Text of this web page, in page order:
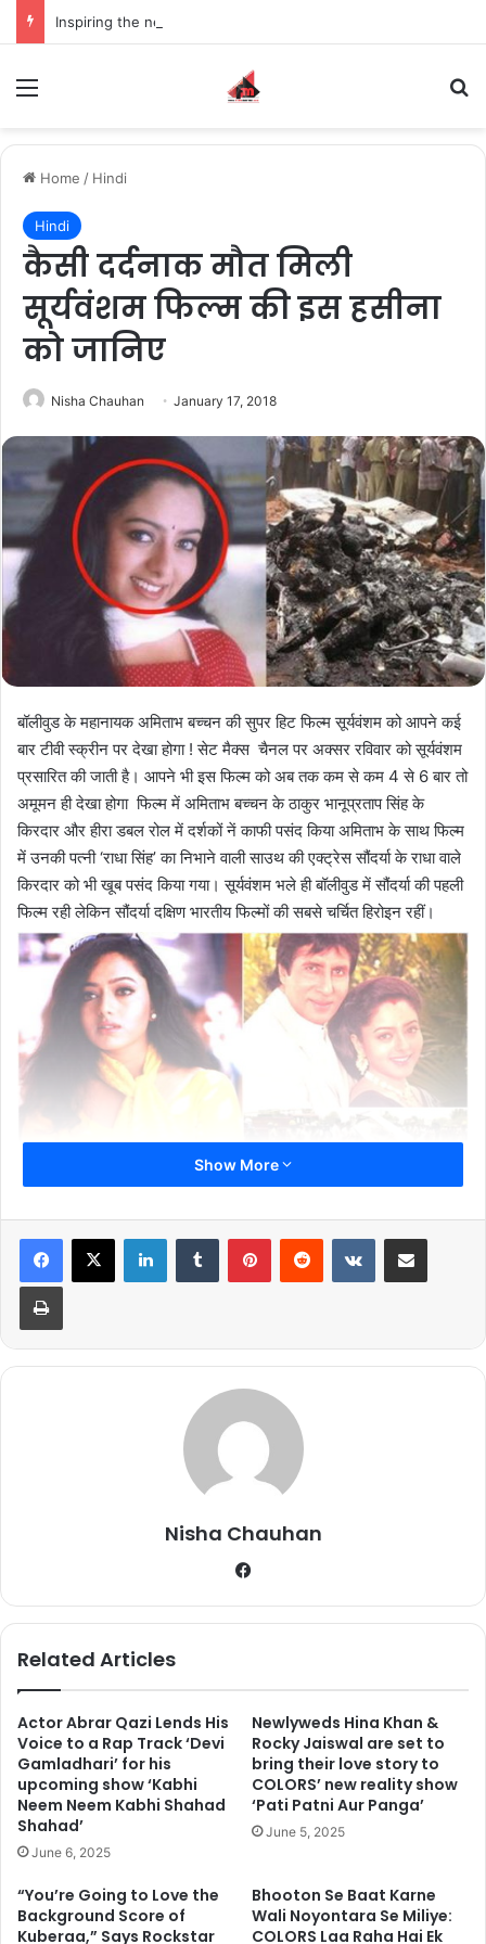
Home / Hindi
Hindi
कैसी दर्दनाक मौत मिली
सूर्यवंशम फिल्म की इस हसीना
को जानिए
Nisha Chauhan January 17, 2018
बॉलीवुड के महानायक अमिताभ बच्चन की सुपर हिट फिल्म सूर्यवंशम को आपने कई
बार टीवी स्क्रीन पर देखा होगा ! सेट मैक्स चैनल पर अक्सर रविवार को सूर्यवंशम
प्रसारित की जाती है। आपने भी इस फिल्म को अब तक कम से कम 4 से 6 बार तो
अमूमन ही देखा होगा फिल्म में अमिताभ बच्चन के ठाकुर भानूप्रताप सिंह के
किरदार और हीरा डबल रोल में दर्शकों नें काफी पसंद किया अमिताभ के साथ फिल्म
में उनकी पत्नी ‘राधा सिंह’ का निभाने वाली साउथ की एक्ट्रेस सौंदर्या के राधा वाले
किरदार को भी खूब पसंद किया गया। सूर्यवंशम भले ही बॉलीवुड में सौंदर्या की पहली
फिल्म रही लेकिन सौंदर्या दक्षिण भारतीय फिल्मों की सबसे चर्चित हिरोइन रहीं।
अमिताभ और सौंदर्या की फिल्म सूर्यवंशम'(1999) रिलीज हुई फिल्म की कहानी बेहद
खूबसूरत थी लेकिन इसके बाद भी फिल्म बॉक्स पर फ्लॉप हो गई थी, लेकिन फ्लॉप
भी लोग देखना पसंद करते हैं। आपको बता दें कि इस फिल्म के रिलीज़ के कुछ
सालों बाद ही इस प्यारी सी एक्ट्रेस की मौत हो गई उस वक्त सौंदर्या महज़ 31
साल की थीं और मां बनने वाली थीं। सौंदर्या की मौत इस तरह से हुई की आखिरी
वक्त में परिवार वालों को उनकी शक्ल देखना भी नसीब नही हो सका।
सौंदर्या नें महज़ 12 साल की उम्र में ही अपने फिल्मी सफर की शुरूआत की थी
अपने फिल्मी करियर के दौरान इस अभिनेत्री नें लगभग 114 फिल्मों में काम
किया। सौंदर्या की मौत के बाद अगस्त 2004 में उनकी आखिरी फिल्म कन्नड़
फिल्म रही।
Show More
Nisha Chauhan
bo
Related Articles
Actor Abrar Qazi Lends His
Voice to a Rap Track ‘Devi
Gamladhari’ for his
upcoming show ‘Kabhi
Neem Neem Kabhi Shahad
Shahad’
June 6, 2025
Newlyweds Hina Khan &
Rocky Jaiswal are set to
bring their love story to
COLORS’ new reality show
‘Pati Patni Aur Panga’
June 5, 2025
“You’re Going to Love the
Background Score of
Kuberaa,” Says Rockstar
Bhooton Se Baat Karne
Wali Noyontara Se Miliye:
COLORS Laa Raha Hai Ek